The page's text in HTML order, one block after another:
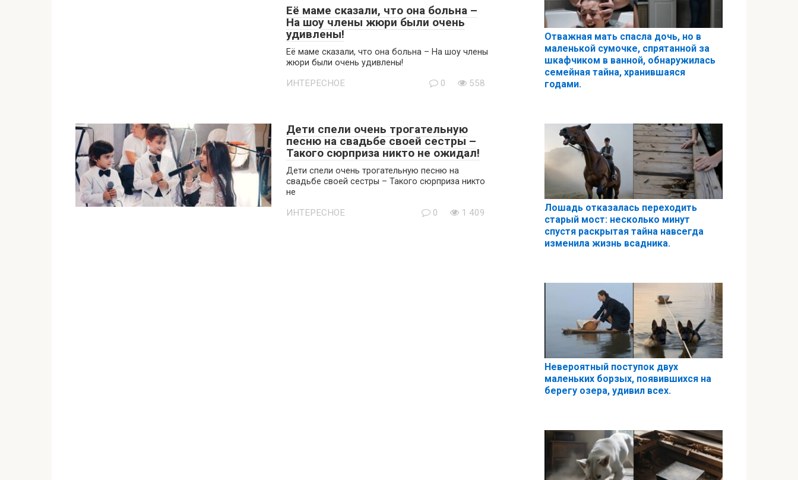
Её маме сказали, что она больна –
На шоу члены жюри были очень
удивлены!
Её маме сказали, что она больна – На шоу члены
жюри были очень удивлены!
ИНТЕРЕСНОЕ 0 558
Дети спели очень трогательную
песню на свадьбе своей сестры –
Такого сюрприза никто не ожидал!
Дети спели очень трогательную песню на
свадьбе своей сестры – Такого сюрприза никто
не
ИНТЕРЕСНОЕ 0 1 409
Отважная мать спасла дочь, но в
маленькой сумочке, спрятанной за
шкафчиком в ванной, обнаружилась
семейная тайна, хранившаяся
годами.
Лошадь отказалась переходить
старый мост: несколько минут
спустя раскрытая тайна навсегда
изменила жизнь всадника.
Невероятный поступок двух
маленьких борзых, появившихся на
берегу озера, удивил всех.